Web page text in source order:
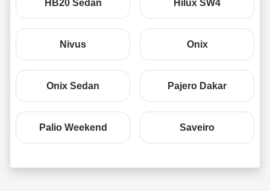
HB20 Sedan Hilux SW4
Nivus Onix
Onix Sedan Pajero Dakar
Palio Weekend Saveiro